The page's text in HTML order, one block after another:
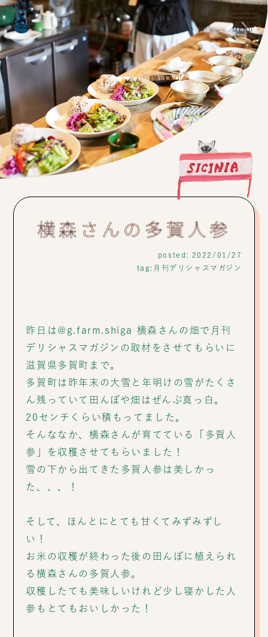
横森さんの多賀人参
posted: 2022/01/27
tag: 月刊デリシャスマガジン
昨日は@g.farm.shiga 横森さんの畑で月刊
デリシャスマガジンの取材をさせてもらいに
滋賀県多賀町まで。
多賀町は昨年末の大雪と年明けの雪がたくさ
ん残っていて田んぼや畑はぜんぶ真っ白。
20センチくらい積もってました。
そんななか、横森さんが育てている「多賀人
参」を収穫させてもらいました！
雪の下から出てきた多賀人参は美しかっ
た、、、！
そして、ほんとにとても甘くてみずみずし
い！
お米の収穫が終わった後の田んぼに植えられ
る横森さんの多賀人参。
収穫したても美味しいけれど少し寝かした人
参もとてもおいしかった！